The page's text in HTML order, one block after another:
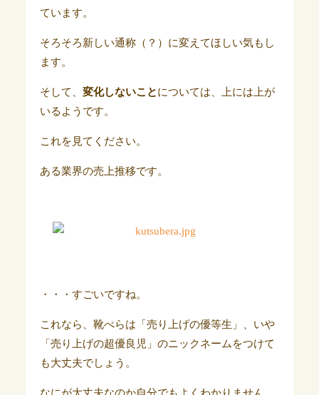
ています。
そろそろ新しい通称（？）に変えてほしい気もし
ます。
そして、 変化しないことについては、上には上が
いるようです。
これを見てください。
ある業界の売上推移です。
・・・すごいですね。
これなら、靴べらは「売り上げの優等生」、いや
「売り上げの超優良児」のニックネームをつけて
も大丈夫でしょう。